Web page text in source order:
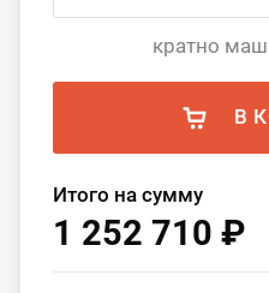
кратно
В
Итого на сумму
1 252 710 ₽